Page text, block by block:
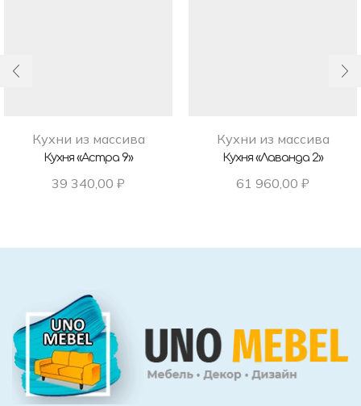
Кухни из массива
Кухня «Астра 9»
39 340,00 ₽
Кухни из массива
Кухня «Лаванда 2»
61 960,00 ₽